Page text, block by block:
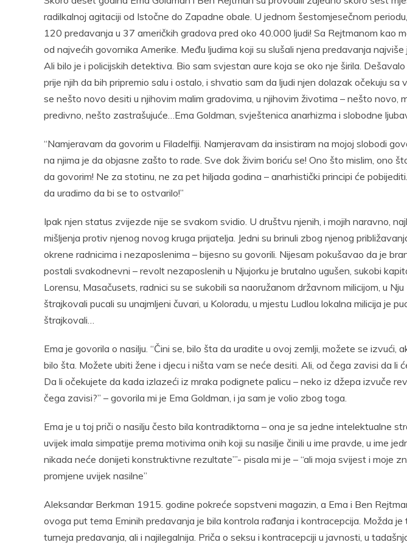
radilkalnoj agitaciji od Istočne do Zapadne obale. U jednom šestomjesečnom
120 predavanja u 37 američkih gradova pred oko 40.000 ljudi! Sa Rejtmanom kao
od najvećih govornika Amerike. Među ljudima koji su slušali njena predavanja najviše
Ali bilo je i policijskih detektiva. Bio sam svjestan aure koja se oko nje širila.
prije njih da bih pripremio salu i ostalo, i shvatio sam da ljudi njen dolazak očekuju sa
se nešto novo desiti u njihovim malim gradovima, u njihovim životima – nešto novo,
predivno, nešto zastrašujuće…Ema Goldman, svještenica anarhizma i slobodne
“Namjeravam da govorim u Filadelfiji. Namjeravam da insistiram na mojoj slobodi
na njima je da objasne zašto to rade. Sve dok živim boriću se! Ono što mislim, ono
da govorim! Ne za stotinu, ne za pet hiljada godina – anarhistički principi će
da uradimo da bi se to ostvarilo!”
Ipak njen status zvijezde nije se svakom svidio. U društvu njenih, i mojih naravno,
mišljenja protiv njenog novog kruga prijatelja. Jedni su brinuli zbog njenog
okrene radnicima i nezaposlenima – bijesno su govorili. Nijesam pokušavao da je
postali svakodnevni – revolt nezaposlenih u Njujorku je brutalno ugušen, sukobi
Lorensu, Masačusets, radnici su se sukobili sa naoružanom državnom milicijom, u
štrajkovali pucali su unajmljeni čuvari, u Koloradu, u mjestu Ludlou lokalna milicija je
štrajkovali…
Ema je govorila o nasilju. “Čini se, bilo šta da uradite u ovoj zemlji, možete se izvući,
bilo šta. Možete ubiti žene i djecu i ništa vam se neće desiti. Ali, od čega zavisi da li
Da li očekujete da kada izlazeći iz mraka podignete palicu – neko iz džepa izvuče
čega zavisi?” – govorila mi je Ema Goldman, i ja sam je volio zbog toga.
Ema je u toj priči o nasilju često bila kontradiktorna – ona je sa jedne intelektualne
uvijek imala simpatije prema motivima onih koji su nasilje činili u ime pravde, u ime
nikada neće donijeti konstruktivne rezultate”’- pisala mi je – “ali moja svijest i moje
promjene uvijek nasilne”
Aleksandar Berkman 1915. godine pokreće sopstveni magazin, a Ema i Ben
ovoga put tema Eminih predavanja je bila kontrola rađanja i kontracepcija. Možda je
turneja predavanja, ali i najilegalnija. Priča o seksu i kontracepciji u javnosti, u